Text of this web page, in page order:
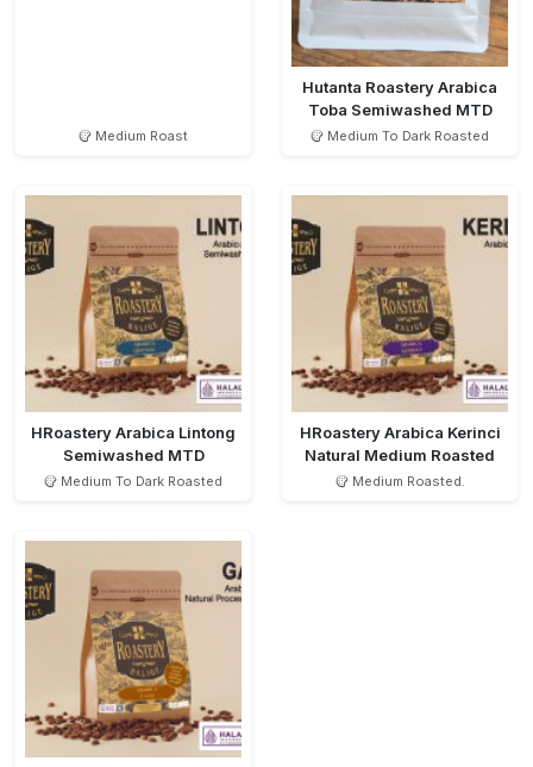
Medium Roast
Hutanta Roastery Arabica
Toba Semiwashed MTD
Medium To Dark Roasted
HRoastery Arabica Lintong
Semiwashed MTD
Medium To Dark Roasted
HRoastery Arabica Kerinci
Natural Medium Roasted
Medium Roasted.